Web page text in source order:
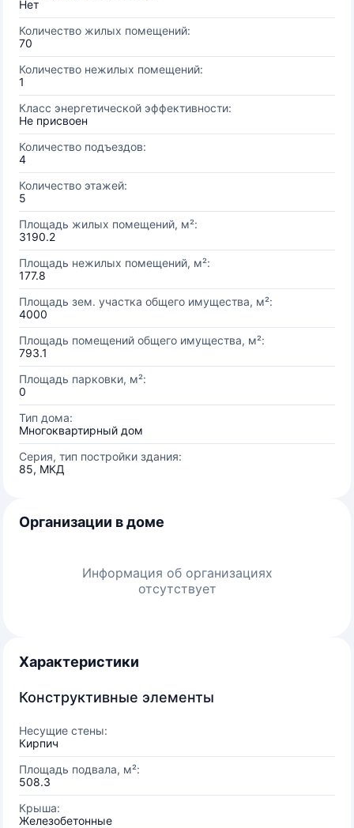
Нет
Количество жилых помещений:
70
Количество нежилых помещений:
1
Класс энергетической эффективности:
Не присвоен
Количество подъездов:
4
Количество этажей:
5
Площадь жилых помещений, м²:
3190.2
Площадь нежилых помещений, м²:
177.8
Площадь зем. участка общего имущества, м²:
4000
Площадь помещений общего имущества, м²:
793.1
Площадь парковки, м²:
0
Тип дома:
Многоквартирный дом
Серия, тип постройки здания:
85, МКД
Организации в доме
Информация об организациях
отсутствует
Характеристики
Конструктивные элементы
Несущие стены:
Кирпич
Площадь подвала, м²:
508.3
Крыша:
Железобетонные